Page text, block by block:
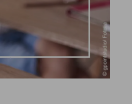
den USA
auf diese